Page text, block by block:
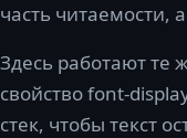
часть читаемости,
Здесь работают те
свойство font-
стек, чтобы текст